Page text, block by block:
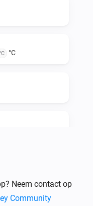
°C
Neem contact op
Community